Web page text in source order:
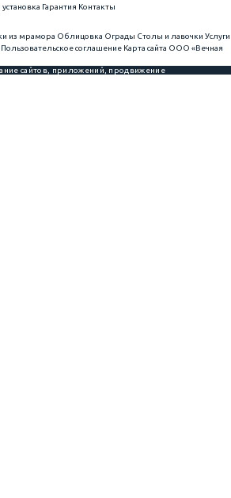
установка Гарантия Контакты
из мрамора Облицовка Ограды Столы и лавочки Услуги
Пользовательское соглашение Карта сайта ООО «Вечная
сайтов, приложений, продвижение